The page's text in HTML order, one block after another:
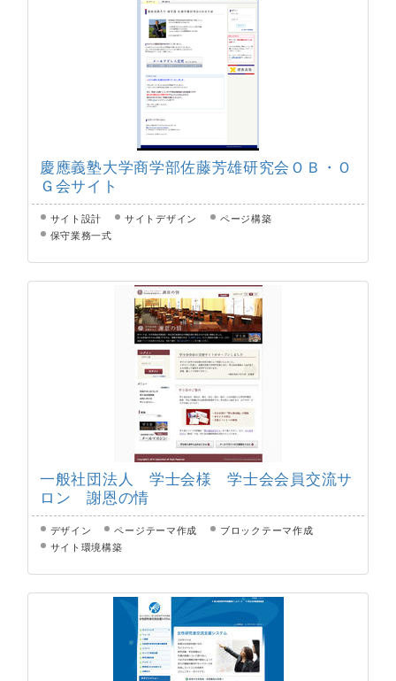
慶應義塾大学商学部佐藤芳雄研究会ＯＢ・Ｏ
Ｇ会サイト
サイト設計 サイトデザイン
ページ構築
保守業務一式
一般社団法人 学士会様 学士会会員交流サ
ロン 謝恩の情
デザイン ページテーマ作成
ブロックテーマ作成
サイト環境構築